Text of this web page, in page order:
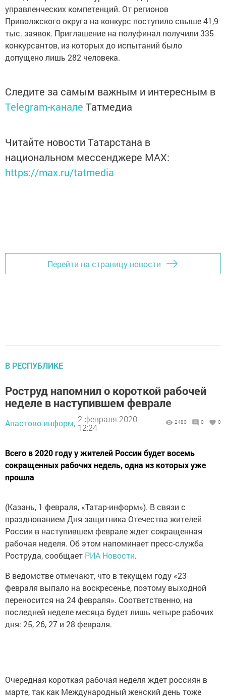
управленческих компетенций. От регионов
Приволжского округа на конкурс поступило свыше 41,9
тыс. заявок. Приглашение на полуфинал получили 335
конкурсантов, из которых до испытаний было
допущено лишь 282 человека.
Следите за самым важным и интересным в
Telegram-канале Татмедиа
Читайте новости Татарстана в
национальном мессенджере MАХ:
https://max.ru/tatmedia
Перейти на страницу новости
В РЕСПУБЛИКЕ
Роструд напомнил о короткой рабочей
неделе в наступившем феврале
Апастово-информ, 2 февраля 2020 -
12:24
2480 0 0
Всего в 2020 году у жителей России будет восемь
сокращенных рабочих недель, одна из которых уже
прошла
(Казань, 1 февраля, «Татар-информ»). В связи с
празднованием Дня защитника Отечества жителей
России в наступившем феврале ждет сокращенная
рабочая неделя. Об этом напоминает пресс-служба
Роструда, сообщает РИА Новости.
В ведомстве отмечают, что в текущем году «23
февраля выпало на воскресенье, поэтому выходной
переносится на 24 февраля». Соответственно, на
последней неделе месяца будет лишь четыре рабочих
дня: 25, 26, 27 и 28 февраля.
Очередная короткая рабочая неделя ждет россиян в
марте, так как Международный женский день тоже